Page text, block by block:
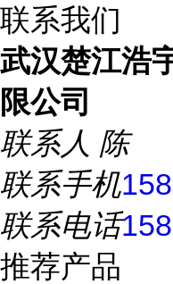
联系我们
武汉楚江浩
限公司
联系人 陈
联系手机
联系电话
推荐产品